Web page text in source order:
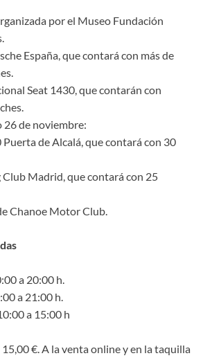
por el Museo Fundación
España, que contará con más de
Seat 1430, que contarán con
26 de noviembre:
de Alcalá, que contará con 30
Madrid, que contará con 25
Chanoe Motor Club.
a 20:00 h.
a 21:00 h.
a 15:00 h
€. A la venta online y en la taquilla